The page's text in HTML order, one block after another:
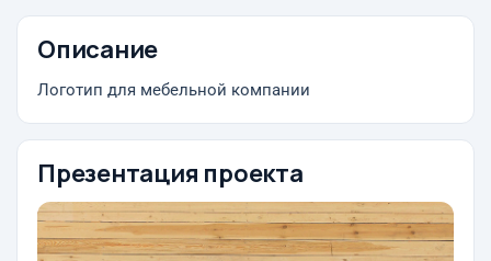
Описание
Логотип для мебельной компании
Презентация проекта